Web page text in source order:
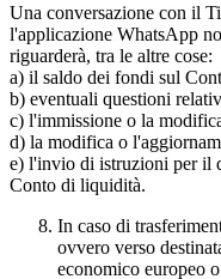
Una conversazione con il
l'applicazione WhatsApp
riguarderà, tra le altre cose:
a) il saldo dei fondi sul
b) eventuali questioni
c) l'immissione o la
d) la modifica o
e) l'invio di istruzioni per il
Conto di liquidità.
In caso di
ovvero verso
economico europeo